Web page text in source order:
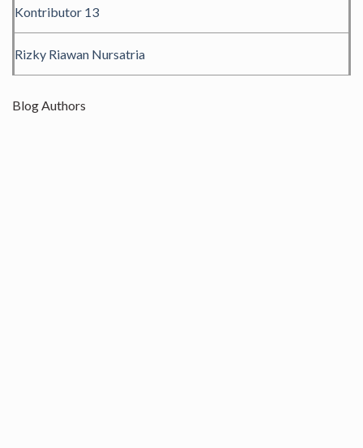
Kontributor 13
Rizky Riawan Nursatria
Blog Authors